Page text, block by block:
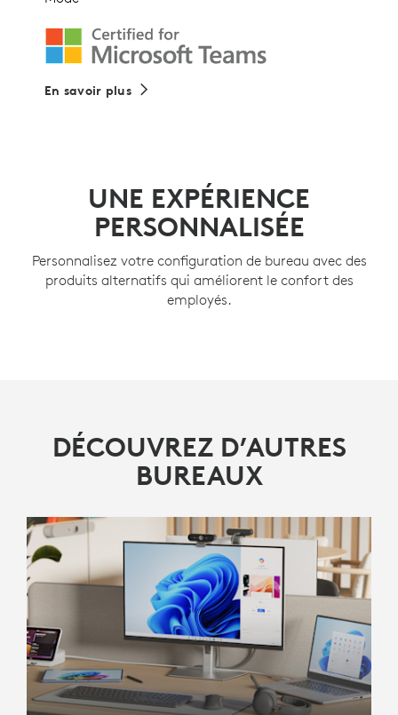
En savoir plus
UNE EXPÉRIENCE
PERSONNALISÉE
Personnalisez votre configuration de bureau avec des
produits alternatifs qui améliorent le confort des
employés.
DÉCOUVREZ D’AUTRES
BUREAUX